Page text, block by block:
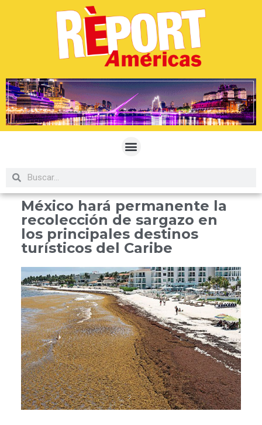
México hará permanente la
recolección de sargazo en
los principales destinos
turísticos del Caribe